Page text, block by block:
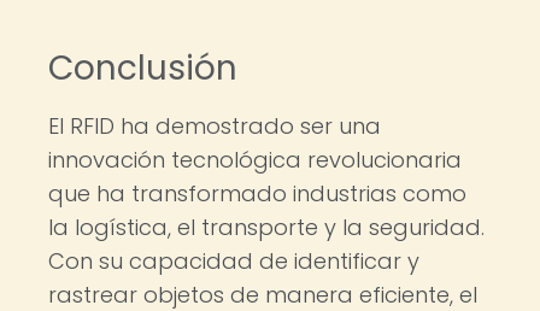
Conclusión
El RFID ha demostrado ser una
innovación tecnológica revolucionaria
que ha transformado industrias como
la logística, el transporte y la seguridad.
Con su capacidad de identificar y
rastrear objetos de manera eficiente, el